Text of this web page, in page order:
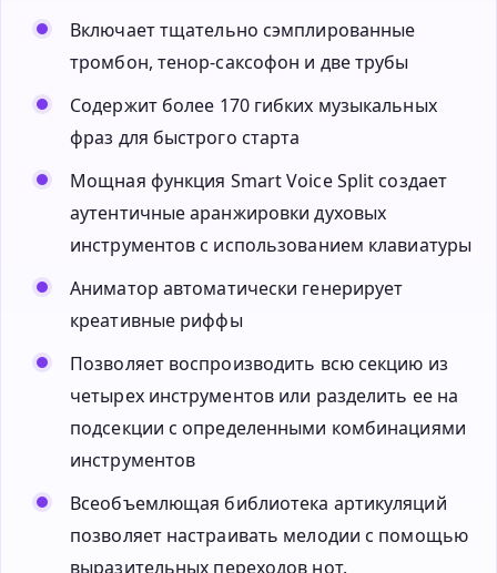
Включает тщательно сэмплированные
тромбон, тенор-саксофон и две трубы
Содержит более 170 гибких музыкальных
фраз для быстрого старта
Мощная функция Smart Voice Split создает
аутентичные аранжировки духовых
инструментов с использованием клавиатуры
Аниматор автоматически генерирует
креативные риффы
Позволяет воспроизводить всю секцию из
четырех инструментов или разделить ее на
подсекции с определенными комбинациями
инструментов
Всеобъемлющая библиотека артикуляций
позволяет настраивать мелодии с помощью
выразительных переходов нот.